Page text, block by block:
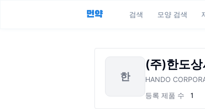
먼약 검색 모양 검색
한
(주)한도
HANDO
등록 제품 수
1